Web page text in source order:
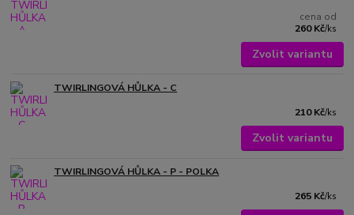
cena od
260 Kč/ks
Zvolit variantu
TWIRLINGOVÁ HŮLKA - C
210 Kč/ks
Zvolit variantu
TWIRLINGOVÁ HŮLKA - P - POLKA
265 Kč/ks